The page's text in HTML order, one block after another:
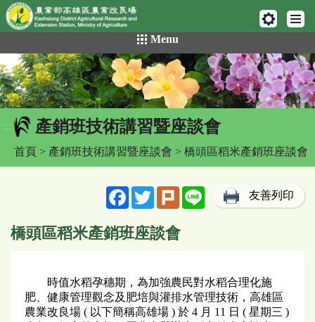
網頁置頂
到
主
要
內
容
區
Menu
::: 產銷班技術講習暨座談會
首頁 > 產銷班技術講習暨座談會 > 橋頭區稻米產銷班座談會
FacebookTwitterPlurk Line 友善列印
橋頭區稻米產銷班座談會
時值水稻孕穗期，為加強農民對水稻合理化施
肥、健康管理觀念及肥培與灌排水管理技術，高雄區
農業改良場 ( 以下簡稱高雄場 ) 於 4 月 11 日 ( 星期三 )